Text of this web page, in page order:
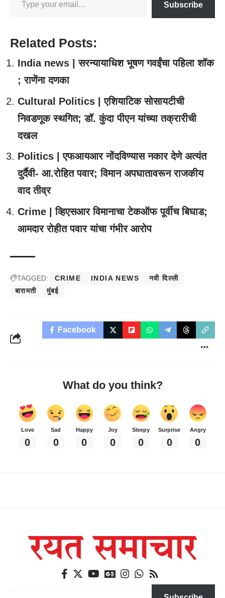
Subscribe
Related Posts:
India news | सरन्यायाधिश भूषण गवईंचा पहिला शॉक
; राणेंना दणका
Cultural Politics | एशियाटिक सोसायटीची
निवडणूक स्थगित; डॉ. कुंदा पीएन यांच्या तक्रारीची
दखल
Politics | एफआयआर नोंदविण्यास नकार देणे अत्यंत
दुर्दैवी- आ.रोहित पवार; विमान अपघातावरून राजकीय
वाद तीव्र
Crime | व्हिएसआर विमानाचा टेकऑफ पूर्वीच बिघाड;
आमदार रोहीत पवार यांचा गंभीर आरोप
TAGGED: CRIME INDIA NEWS
नवी दिल्ली
बारामती
मुंबई
Facebook
What do you think?
Love
0
Sad
0
Happy
0
Joy
0
Sleepy
0
Surprise
0
Angry
0